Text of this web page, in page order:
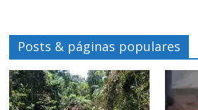
Posts & páginas populares